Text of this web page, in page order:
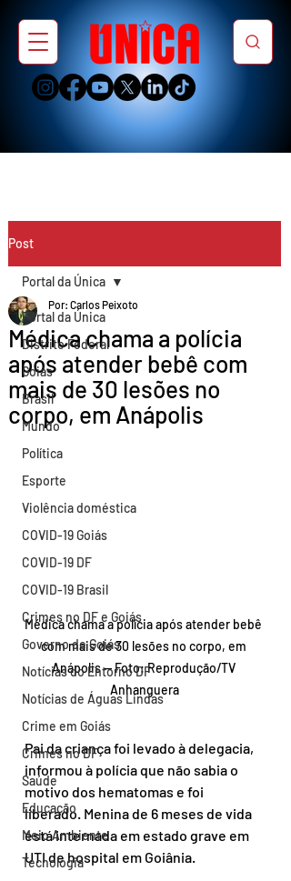
Post
Portal da Única
Distrito Federal
Goiás
Brasil
Mundo
Política
Esporte
Violência doméstica
COVID-19 Goiás
COVID-19 DF
COVID-19 Brasil
Crimes no DF e Goiás
Governo de Goiás
Notícias do Entorno DF
Notícias de Águas Lindas
Crime em Goiás
Crimes no DF
Saúde
Educação
Meio Ambiente
Tecnologia
Portal da Única
Médica chama a polícia
após atender bebê com
mais de 30 lesões no
corpo, em Anápolis
Por: Carlos Peixoto
Médica chama a polícia após atender bebê
com mais de 30 lesões no corpo, em
Anápolis — Foto: Reprodução/TV
Anhanguera
Pai da criança foi levado à delegacia,
informou à polícia que não sabia o
motivo dos hematomas e foi
liberado. Menina de 6 meses de vida
está internada em estado grave em
UTI de hospital em Goiânia.